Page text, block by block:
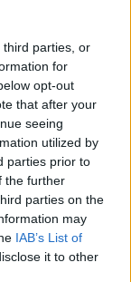
third parties, or
for
opt-out
that after your
seeing
utilized by
parties prior to
the further
parties on the
may
IAB’s List of
it to other
“Hades”. Sul
come
di
una
mette in
diversi
sia al cuore